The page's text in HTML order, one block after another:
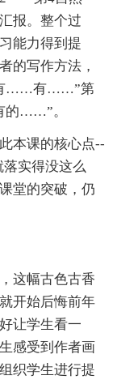
报。整个过
能力得到提
的写作方法，
……有……”第
的……”。
本课的核心点--
实得没这么
堂的突破，仍
这幅古色古香
开始后悔前年
让学生看一
感受到作者画
织学生进行提